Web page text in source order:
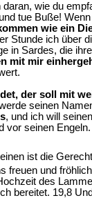
wie du
tue Buße!
wie ein
Stunde ich über
in Sardes, die
mit mir
der soll mit
seinen
, und ich will
vor seinen
ist die
freuen und
des
bereitet. 19,8